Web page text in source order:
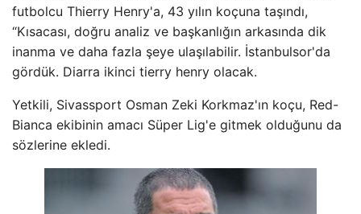
futbolcu Thierry Henry'a, 43 yılın koçuna taşındı,
“Kısacası, doğru analiz ve başkanlığın arkasında dik
inanma ve daha fazla şeye ulaşılabilir. İstanbulsor'da
gördük. Diarra ikinci tierry henry olacak.
Yetkili, Sivassport Osman Zeki Korkmaz'ın koçu, Red-
Bianca ekibinin amacı Süper Lig'e gitmek olduğunu da
sözlerine ekledi.